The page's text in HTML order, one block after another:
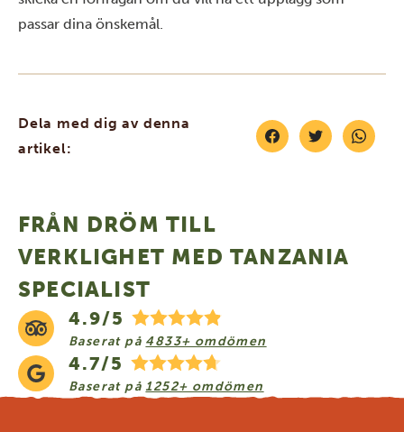
passar dina önskemål.
Dela med dig av denna
artikel:
FRÅN DRÖM TILL
VERKLIGHET MED TANZANIA
SPECIALIST
4.9/5
Baserat på 4833+ omdömen
4.7/5
Baserat på1252+ omdömen